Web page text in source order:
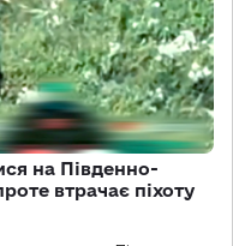
на Південно-
втрачає піхоту